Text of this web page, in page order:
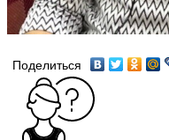
Поделиться